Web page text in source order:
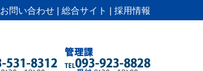
お問い合わせ | 総合サイト | 採用情報